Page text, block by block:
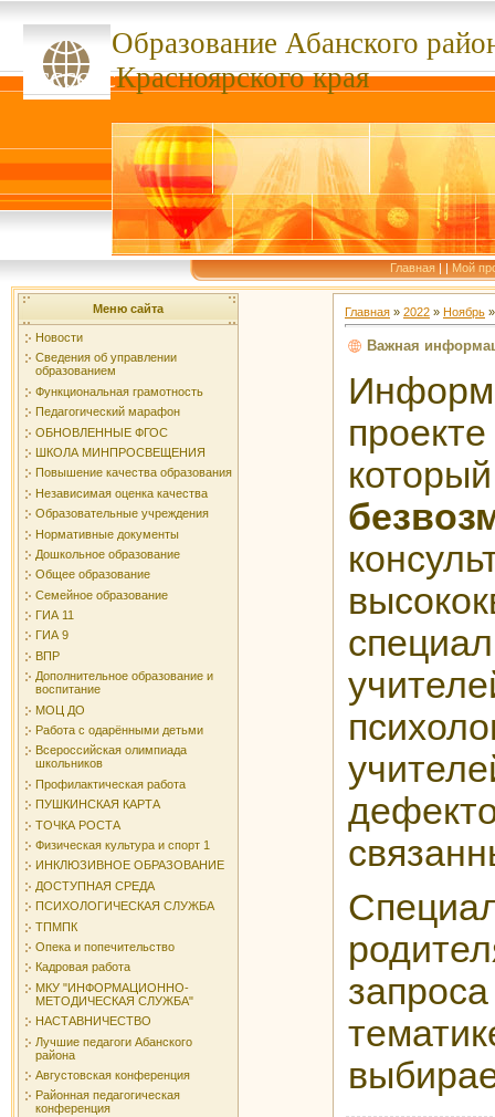
Образование Абанского
сссссссКрасноярского края
Главная | | Мой
Меню сайта
Новости
Сведения об управлении
образованием
Функциональная грамотность
Педагогический марафон
ОБНОВЛЕННЫЕ ФГОС
ШКОЛА МИНПРОСВЕЩЕНИЯ
Повышение качества образования
Независимая оценка качества
Образовательные учреждения
Нормативные документы
Дошкольное образование
Общее образование
Семейное образование
ГИА 11
ГИА 9
ВПР
Дополнительное образование и
воспитание
МОЦ ДО
Работа с одарёнными детьми
Всероссийская олимпиада
школьников
Профилактическая работа
ПУШКИНСКАЯ КАРТА
ТОЧКА РОСТА
Физическая культура и спорт 1
ИНКЛЮЗИВНОЕ ОБРАЗОВАНИЕ
ДОСТУПНАЯ СРЕДА
ПСИХОЛОГИЧЕСКАЯ СЛУЖБА
ТПМПК
Опека и попечительство
Кадровая работа
МКУ "ИНФОРМАЦИОННО-
МЕТОДИЧЕСКАЯ СЛУЖБА"
НАСТАВНИЧЕСТВО
Лучшие педагоги Абанского
района
Августовская конференция
Районная педагогическая
конференция
Главная » 2022 » Ноябрь »
Важная
проекте